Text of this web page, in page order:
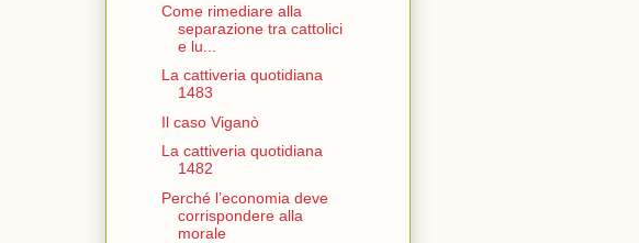
Come rimediare alla
separazione tra cattolici
e lu...
La cattiveria quotidiana
1483
Il caso Viganò
La cattiveria quotidiana
1482
Perché l’economia deve
corrispondere alla
morale